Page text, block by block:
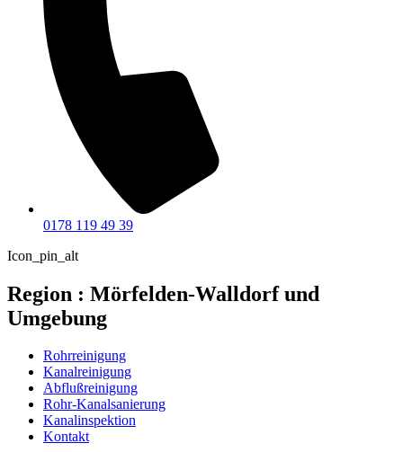
0178 119 49 39
Icon_pin_alt
Region : Mörfelden-Walldorf und
Umgebung
Rohrreinigung
Kanalreinigung
Abflußreinigung
Rohr-Kanalsanierung
Kanalinspektion
Kontakt